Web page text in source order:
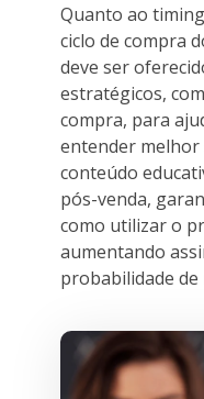
Quanto ao
ciclo de compra
deve ser
estratégicos,
compra, para
entender melhor
conteúdo
pós-venda,
como utilizar o
aumentando
probabilidade de